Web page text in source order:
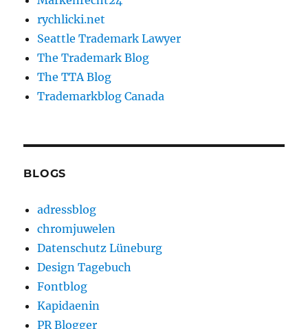
rychlicki.net
Seattle Trademark Lawyer
The Trademark Blog
The TTA Blog
Trademarkblog Canada
BLOGS
adressblog
chromjuwelen
Datenschutz Lüneburg
Design Tagebuch
Fontblog
Kapidaenin
PR Blogger